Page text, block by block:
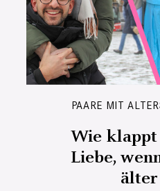
PAARE MIT
Wie
Liebe,